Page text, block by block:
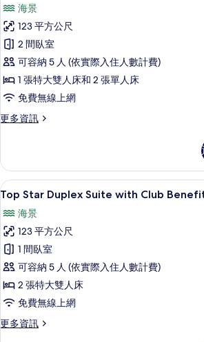
相
片
Benefits
Sea
View
的
詳
情
Family
Suite
2
Bedrooms
with
Club
Benefits
Sea
的
所
有
相
片
海景
123 平方公尺
2 間臥室
可容納 5 人 (依實際入住人數計費)
1 張特大雙人床和 2 張單人床
免費無線上網
更多資訊
更
2
Bedrooms
with
Club
Benefits
Sea
View
的
詳
情
顯
Top
Star
Duplex
Suite
with
Club
Benefits
Sea
8
Top Star Duplex Suite with Club
海景
123 平方公尺
1 間臥室
可容納 5 人 (依實際入住人數計費)
2 張特大雙人床
免費無線上網
更多資訊
更